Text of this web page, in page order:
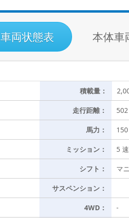
車両状態表 本体車
積載量：
走行距離：
馬力：
ミッション： 5 速
シフト： マ
サスペンション：
4WD： -